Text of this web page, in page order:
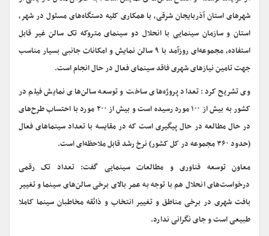
شهرهای استان آذربایجان شرقی، با همکاری کلیه دستگاه‌های مسئول در شهر،
استان و سازمان سینمایی با انحلال دو سینمای متروکه تک سالن غیر قابل
استفاده، مجموعه‌ای روزآمد با ۹ سالن نمایش و امکانات جانبی بسیار مناسب
جهت تامین نیازهای شهری فاقد سینمای فعال در حال انجام است.
وی تشریح کرد: تعداد پروژه‌های ساخت و توسعه سالن‌های نمایش فیلم در
کشور به بیش از ۱۰۰ مورد رسیده است و بیش از ۲۰۰ مورد با احتساب طرح‌های
در حال مطالعه در حال پیگیری است که در مقایسه با تعداد سینماهای فعال
(حدود ۳۶۰ مجموعه در کل کشور) نرخ رشد قابل ملاحظه‌ای است.
معاون توسعه فناوری و مطالعات سینمایی گفت: تعداد تک رقمی
درخواست‌های انحلال هم با توجه به عمر بالای برخی سالن‌های سینما و تغییر
بافت شهری در برخی مناطق و تغییر انتخاب و ذائقه مخاطبان سینما کاملا
طبیعی است و جای نگرانی ندارد.